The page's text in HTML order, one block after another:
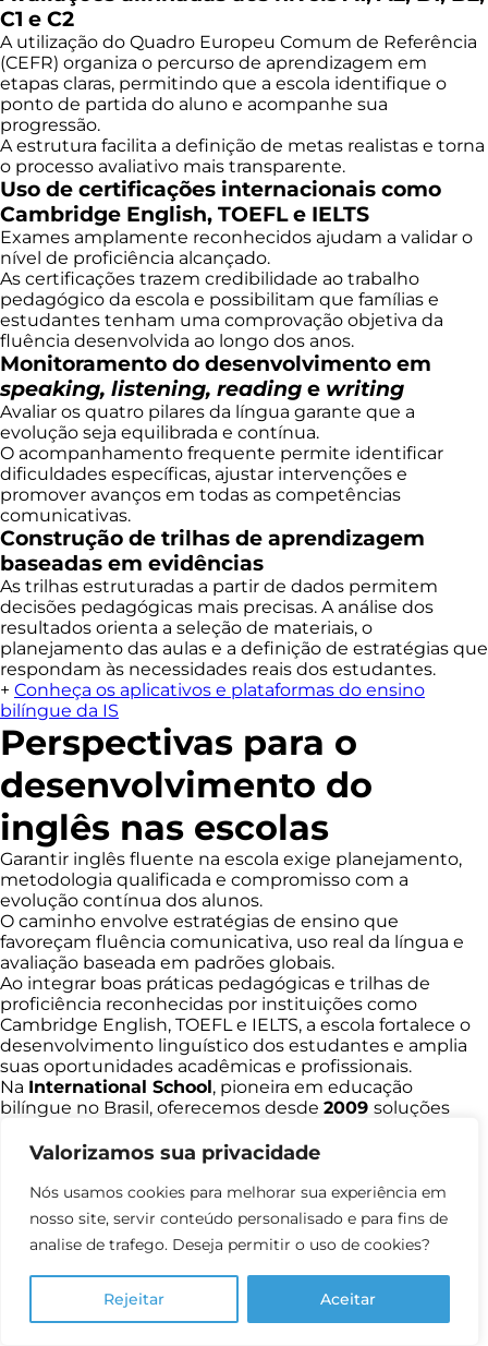
Valorizamos sua privacidade
Nós usamos cookies para melhorar sua experiência em
nosso site, servir conteúdo personalisado e para fins de
analise de trafego. Deseja permitir o uso de cookies?
Rejeitar Aceitar
C1 e C2
A utilização do Quadro Europeu Comum de Referência
(CEFR) organiza o percurso de aprendizagem em
etapas claras, permitindo que a escola identifique o
ponto de partida do aluno e acompanhe sua
progressão.
A estrutura facilita a definição de metas realistas e torna
o processo avaliativo mais transparente.
Uso de certificações internacionais como
Cambridge English, TOEFL e IELTS
Exames amplamente reconhecidos ajudam a validar o
nível de proficiência alcançado.
As certificações trazem credibilidade ao trabalho
pedagógico da escola e possibilitam que famílias e
estudantes tenham uma comprovação objetiva da
fluência desenvolvida ao longo dos anos.
Monitoramento do desenvolvimento em
speaking, listening, reading e writing
Avaliar os quatro pilares da língua garante que a
evolução seja equilibrada e contínua.
O acompanhamento frequente permite identificar
dificuldades específicas, ajustar intervenções e
promover avanços em todas as competências
comunicativas.
Construção de trilhas de aprendizagem
baseadas em evidências
As trilhas estruturadas a partir de dados permitem
decisões pedagógicas mais precisas. A análise dos
resultados orienta a seleção de materiais, o
planejamento das aulas e a definição de estratégias que
respondam às necessidades reais dos estudantes.
+ Conheça os aplicativos e plataformas do ensino
bilíngue da IS
Perspectivas para o
desenvolvimento do
inglês nas escolas
Garantir inglês fluente na escola exige planejamento,
metodologia qualificada e compromisso com a
evolução contínua dos alunos.
O caminho envolve estratégias de ensino que
favoreçam fluência comunicativa, uso real da língua e
avaliação baseada em padrões globais.
Ao integrar boas práticas pedagógicas e trilhas de
proficiência reconhecidas por instituições como
Cambridge English, TOEFL e IELTS, a escola fortalece o
desenvolvimento linguístico dos estudantes e amplia
suas oportunidades acadêmicas e profissionais.
Na International School, pioneira em educação
bilíngue no Brasil, oferecemos desde 2009 soluções
Nosso trabalho é alinhado à realidade das escolas
brasileiras e foca no protagonismo e nas necessidades
específicas de cada aluno. Com mais de15 anos de
atuação , estamos presentes emmais de 220 cidades
Se sua instituição deseja elevar o nível de inglês e
garantir fluência real aos estudantes, entre em contato
com um de nossos consultores e conheça todas as
vantagens do programa bilíngue.
Entre em contato